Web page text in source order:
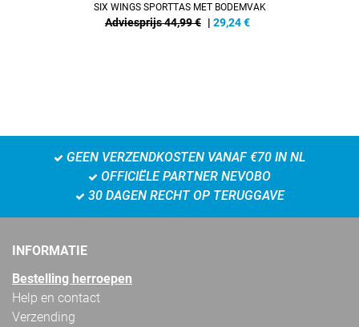
SIX WINGS SPORTTAS MET BODEMVAK
Adviesprijs 44,99 € | 29,24€
GEEN VERZENDKOSTEN VANAF €70 IN NL
OFFICIËLE PARTNER NEVOBO
30 DAGEN RECHT OP TERUGGAVE
INFORMATIE
Bestelling herroepen
Help en contact
Verzending